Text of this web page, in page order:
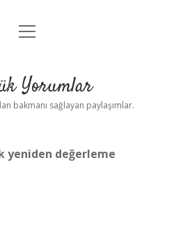
Anasayfa
Uyarı
menüyü
Yorumlar
bakmanı sağlayan paylaşımlar.
yeniden değerleme